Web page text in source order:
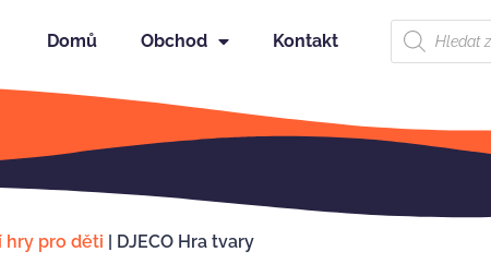
Domů Obchod Kontakt
hry pro děti | DJECO Hra tvary